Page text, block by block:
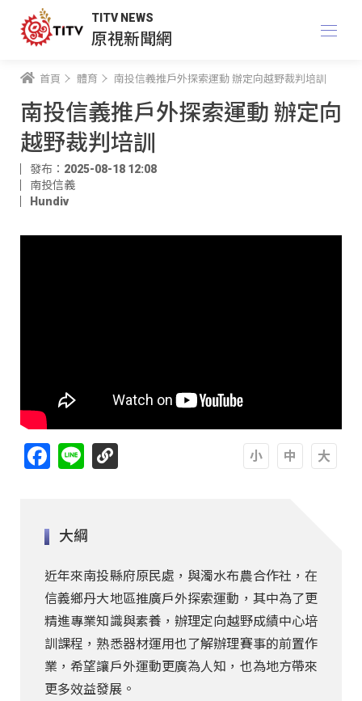
TITV NEWS
原視新聞網
首頁 體育 南投信義推戶外探索運動 辦定向越野裁判培訓
南投信義推戶外探索運動 辦定向
越野裁判培訓
發布：2025-08-18 12:08
南投信義
Hundiv
Facebook
Line
大綱
近年來南投縣府原民處，與濁水布農合作社，在
信義鄉丹大地區推廣戶外探索運動，其中為了更
精進專業知識與素養，辦理定向越野成績中心培
訓課程，熟悉器材運用也了解辦理賽事的前置作
業，希望讓戶外運動更廣為人知，也為地方帶來
更多效益發展。